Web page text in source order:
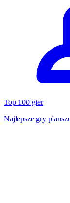
Top 100 gier
Najlepsze gry